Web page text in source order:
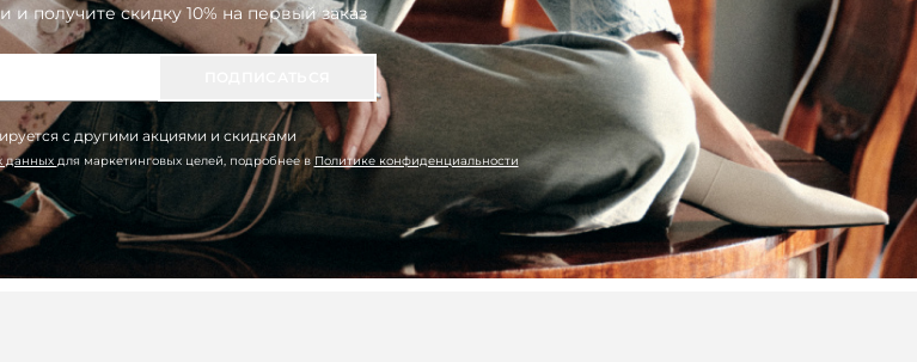
и получите скидку 10% на первый заказ
с другими акциями и скидками
данных для маркетинговых целей, подробнее вПолитике конфиденциальности